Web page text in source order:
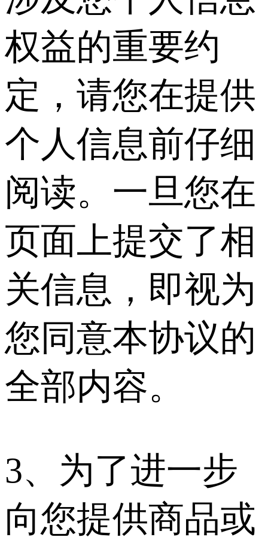
权益的重要约
定，请您在提供
个人信息前仔细
阅读。一旦您在
页面上提交了相
关信息，即视为
您同意本协议的
全部内容。
3、为了进一步
向您提供商品或